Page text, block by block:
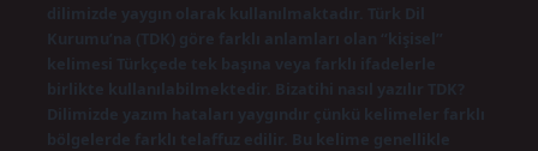
dilimizde yaygın olarak kullanılmaktadır. Türk Dil
Kurumu’na (TDK) göre farklı anlamları olan “kişisel”
kelimesi Türkçede tek başına veya farklı ifadelerle
birlikte kullanılabilmektedir. Bizatihi nasıl yazılır TDK?
Dilimizde yazım hataları yaygındır çünkü kelimeler farklı
bölgelerde farklı telaffuz edilir. Bu kelime genellikle